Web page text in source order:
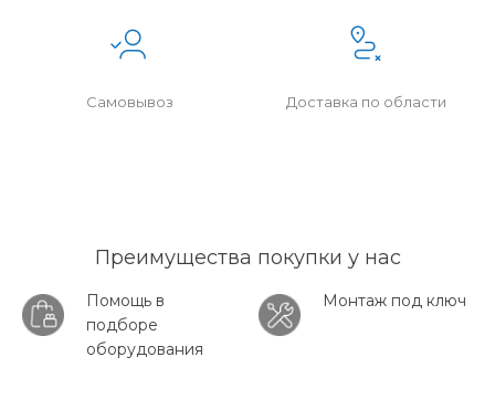
Самовывоз Доставка по области
Преимущества покупки у нас
Помощь в
подборе
оборудования
Монтаж под ключ